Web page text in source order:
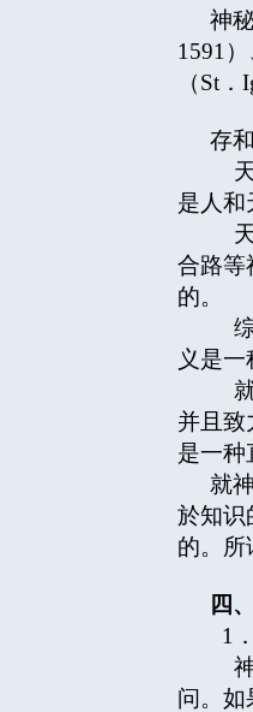
神
1591
（St
存
天
是人和
天
合路等
的。
综
义是
就
并且致
是一种
就
於知识
的。所
四
1
神
问。如